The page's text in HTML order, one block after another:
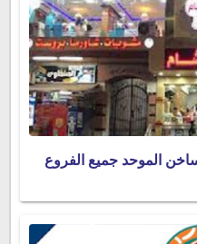
الموحد جميع الفروع